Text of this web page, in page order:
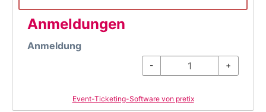
Anmeldungen
Anmeldung
- +
Event-Ticketing-Software von pretix